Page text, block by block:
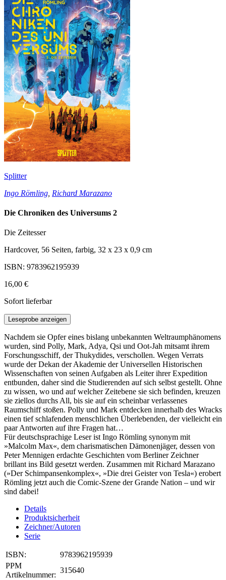
Splitter
Ingo Römling Richard Marazano
Die Chroniken des Universums 2
Die Zeitesser
Hardcover, 56 Seiten, farbig, 32 x 23 x 0,9 cm
ISBN: 9783962195939
16,00 €
Sofort lieferbar
Leseprobe anzeigen
Nachdem sie Opfer eines bislang unbekannten Weltraumphänomens
wurden, sind Polly, Mark, Adya, Qsi und Oot-Jah mitsamt ihrem
Forschungsschiff, der Thukydides, verschollen. Wegen Verrats
wurde der Dekan der Akademie der Universellen Historischen
Wissenschaften von seinen Aufgaben als Leiter ihrer Expedition
entbunden, daher sind die Studierenden auf sich selbst gestellt. Ohne
zu wissen, wo und auf welcher Zeitebene sie sich befinden, kreuzen
sie ziellos durchs All, bis sie auf ein scheinbar verlassenes
Raumschiff stoßen. Polly und Mark entdecken innerhalb des Wracks
einen tief schlafenden menschlichen Überlebenden, der vielleicht ein
paar Antworten auf ihre Fragen hat…
Für deutschsprachige Leser ist Ingo Römling synonym mit
»Malcolm Max«, dem charismatischen Dämonenjäger, dessen von
Peter Mennigen erdachte Geschichten vom Berliner Zeichner
brillant ins Bild gesetzt werden. Zusammen mit Richard Marazano
(»Der Schimpansenkomplex«, »Die drei Geister von Tesla«) erobert
Römling jetzt auch die Comic-Szene der Grande Nation – und wir
sind dabei!
Details
Produktsicherheit
Zeichner/Autoren
Serie
ISBN:
9783962195939
PPM
Artikelnummer:
315640